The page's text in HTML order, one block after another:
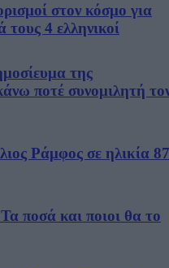
στον κόσμο για
4 ελληνικοί
της
ποτέ συνομιλητή
Ράμφος σε ηλικία 87
ποσά και ποιοι θα το